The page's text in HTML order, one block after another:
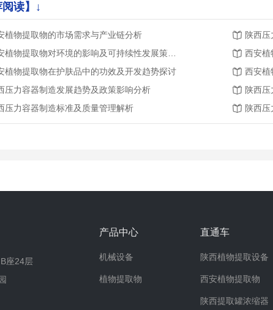
阅读】↓
植物提取物的市场需求与产业链分析
陕西
植物提取物在护肤品中的功效及开发趋势探讨
压力容器制造发展趋势及政策影响分析
陕西
压力容器制造标准及质量管理解析
陕西
座24层
产品中心
机械设备
植物提取物
直通车
陕西植物提取设备
西安植物提取物
陕西提取罐浓缩器